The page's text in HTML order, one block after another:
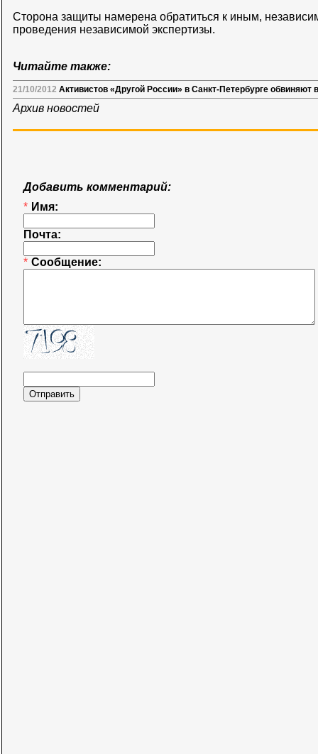
Сторона защиты намерена обратиться к иным,
проведения независимой экспертизы.
Читайте также:
21/10/2012 Активистов «Другой России» в Санкт-Петербурге обвиняют
Архив новостей
Добавить комментарий:
* Имя:
Почта:
* Сообщение: